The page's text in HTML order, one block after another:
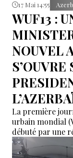
17 Mai 14:55
WUF13 :
NOUVEL
S’OUVRE
La première
urbain mondial
débuté par une
Nouvel Agenda
l’Azerbaïdjan.